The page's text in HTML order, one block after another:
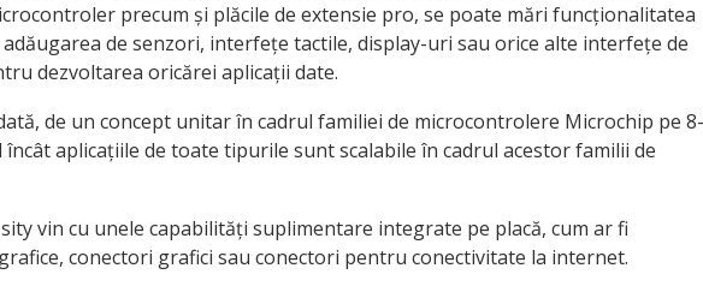
precum și plăcile de extensie pro, se poate mări funcționalitatea
de senzori, interfețe tactile, display-uri sau orice alte interfețe de
dezvoltarea oricărei aplicații date.
de un concept unitar în cadrul familiei de microcontrolere Microchip pe 8-
aplicațiile de toate tipurile sunt scalabile în cadrul acestor familii de
vin cu unele capabilități suplimentare integrate pe placă, cum ar fi
conectori grafici sau conectori pentru conectivitate la internet.